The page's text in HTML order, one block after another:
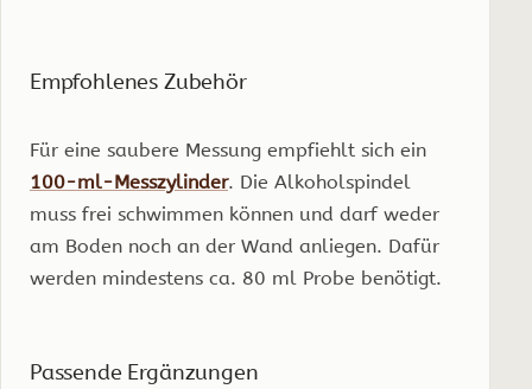
Empfohlenes Zubehör
Für eine saubere Messung empfiehlt sich ein
100-ml-Messzylinder. Die Alkoholspindel
muss frei schwimmen können und darf weder
am Boden noch an der Wand anliegen. Dafür
werden mindestens ca. 80 ml Probe benötigt.
Passende Ergänzungen